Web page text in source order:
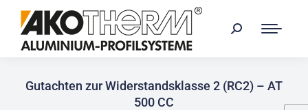
Gutachten zur Widerstandsklasse 2 (RC2) – AT
500 CC